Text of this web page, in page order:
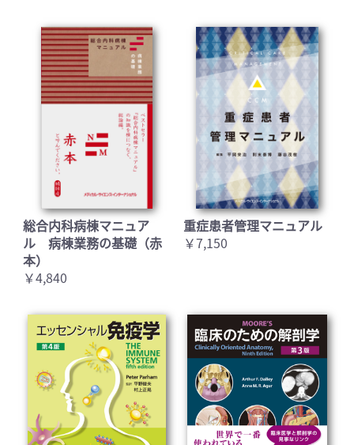
総合内科病棟マニュア
ル 病棟業務の基礎（赤
本）
￥4,840
重症患者管理マニュアル
￥7,150